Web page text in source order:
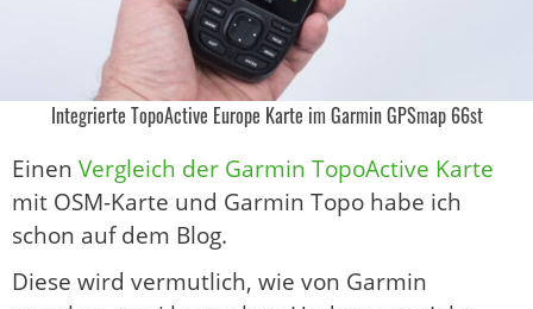
Integrierte TopoActive Europe Karte im Garmin GPSmap 66st
Einen Vergleich der Garmin TopoActive Karte
mit OSM-Karte und Garmin Topo habe ich
schon auf dem Blog.
Diese wird vermutlich, wie von Garmin